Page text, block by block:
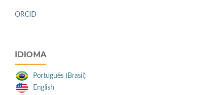
ORCID
IDIOMA
Português (Brasil)
English